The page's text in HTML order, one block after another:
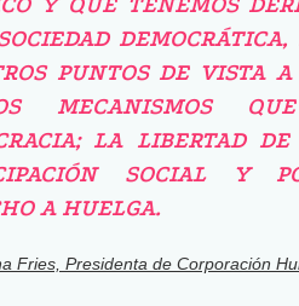
PUNTOS DE VISTA
MECANISMOS
LA LIBERTAD
SOCIAL Y
A HUELGA.
Fries, Presidenta de Corporación